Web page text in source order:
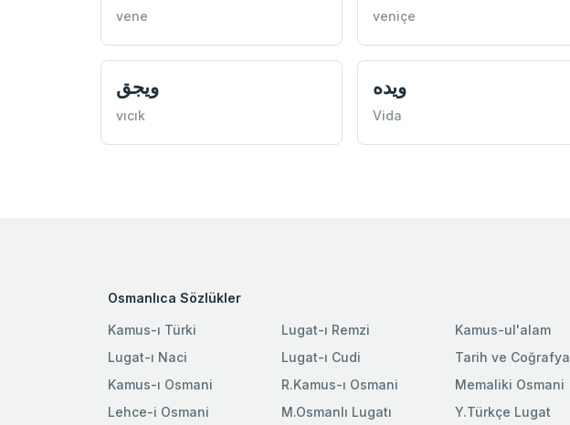
vene veniçe
ویجق
vıcık
ویده
Vida
Osmanlıca Sözlükler
Kamus-ı Türki
Lugat-ı Naci
Kamus-ı Osmani
Lehce-i Osmani
Lugat-ı Remzi
Lugat-ı Cudi
R.Kamus-ı Osmani
M.Osmanlı Lugatı
Kamus-ul'alam
Tarih ve Coğrafya
Memaliki Osmani
Y.Türkçe Lugat